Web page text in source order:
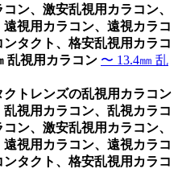
ン、激安乱視用カラコン、
視用カラコン、遠視カラコ
タクト、格安乱視用カラコ
乱視用カラコン 〜 13.4㎜ 乱
トレンズの乱視用カラコン
視用カラコン、乱視カラコ
ン、激安乱視用カラコン、
視用カラコン、遠視カラコ
タクト、格安乱視用カラコ